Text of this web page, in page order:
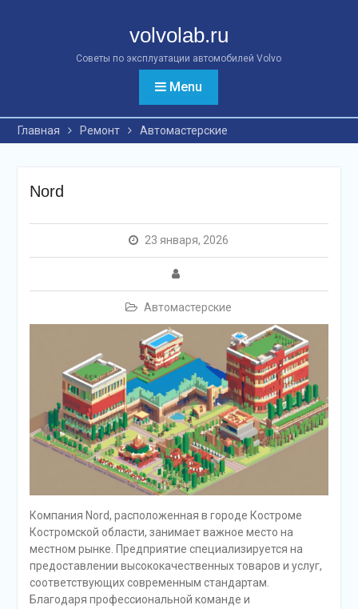
volvolab.ru
Советы по эксплуатации автомобилей Volvo
Menu
Главная Ремонт Автомастерские
Nord
23 января, 2026
Автомастерские
Компания Nord, расположенная в городе Костроме
Костромской области, занимает важное место на
местном рынке. Предприятие специализируется на
предоставлении высококачественных товаров и услуг,
соответствующих современным стандартам.
Благодаря профессиональной команде и